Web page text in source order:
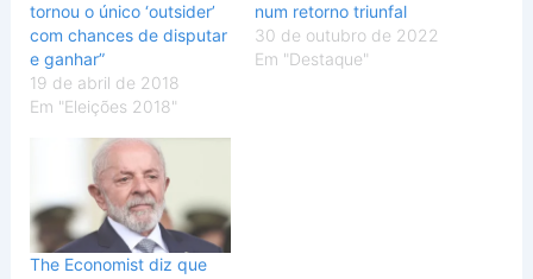
tornou o único ‘outsider’
com chances de disputar
e ganhar”
19 de abril de 2018
Em "Eleições 2018"
num retorno triunfal
30 de outubro de 2022
Em "Destaque"
The Economist diz que